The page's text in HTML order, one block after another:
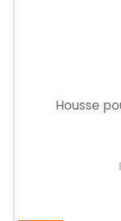
Housse